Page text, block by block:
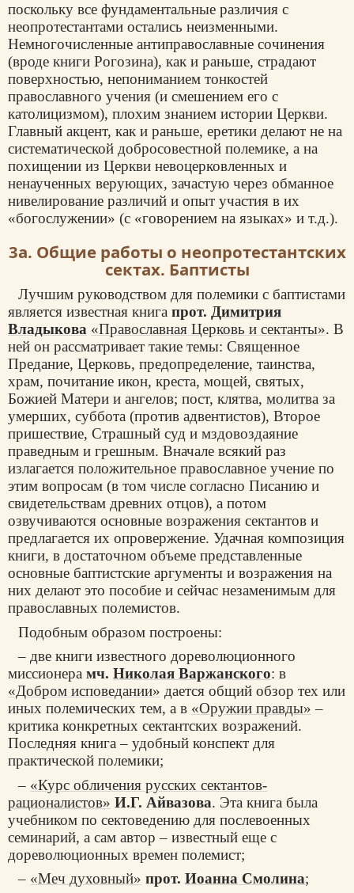
поскольку все фундаментальные различия с
неопротестантами остались неизменными.
Немногочисленные антиправославные сочинения
(вроде книги Рогозина), как и раньше, страдают
поверхностью, непониманием тонкостей
православного учения (и смешением его с
католицизмом), плохим знанием истории Церкви.
Главный акцент, как и раньше, еретики делают не на
систематической добросовестной полемике, а на
похищении из Церкви невоцерковленных и
ненаученных верующих, зачастую через обманное
нивелирование различий и опыт участия в их
«богослужении» (с «говорением на языках» и т.д.).
3а. Общие работы о неопротестантских
сектах. Баптисты
Лучшим руководством для полемики с баптистами
является известная книга прот. Димитрия
Владыкова «Православная Церковь и сектанты». В
ней он рассматривает такие темы: Священное
Предание, Церковь, предопределение, таинства,
храм, почитание икон, креста, мощей, святых,
Божией Матери и ангелов; пост, клятва, молитва за
умерших, суббота (против адвентистов), Второе
пришествие, Страшный суд и мздовоздаяние
праведным и грешным. Вначале всякий раз
излагается положительное православное учение по
этим вопросам (в том числе согласно Писанию и
свидетельствам древних отцов), а потом
озвучиваются основные возражения сектантов и
предлагается их опровержение. Удачная композиция
книги, в достаточном объеме представленные
основные баптистские аргументы и возражения на
них делают это пособие и сейчас незаменимым для
православных полемистов.
Подобным образом построены:
– две книги известного дореволюционного
миссионера мч. Николая Варжанского: в
«Добром исповедании» дается общий обзор тех или
иных полемических тем, а в «Оружии правды» –
критика конкретных сектантских возражений.
Последняя книга – удобный конспект для
практической полемики;
– «Курс обличения русских сектантов-
рационалистов» И.Г. Айвазова. Эта книга была
учебником по сектоведению для послевоенных
семинарий, а сам автор – известный еще с
дореволюционных времен полемист;
– «Меч духовный» прот.Иоанна Смолина;